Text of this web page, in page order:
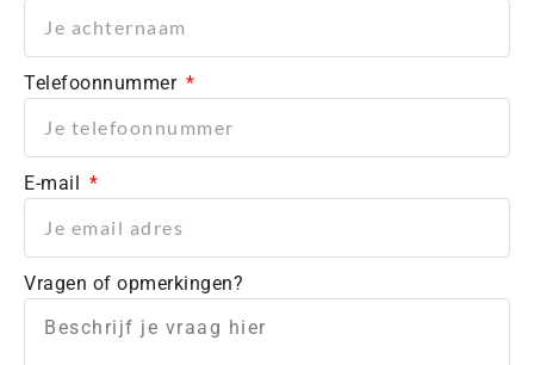
Telefoonnummer
E-mail
Vragen of opmerkingen?